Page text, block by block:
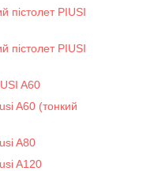
пістолет PIUSI
пістолет PIUSI
A60
A60 (тонкий
A80
A120